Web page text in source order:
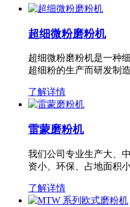
超细微粉磨粉机
超细微粉磨粉机是一种
超细粉的生产而研发制
了解详情
雷蒙磨粉机
我们公司专业生产大、
资小、环保、占地面积
了解详情